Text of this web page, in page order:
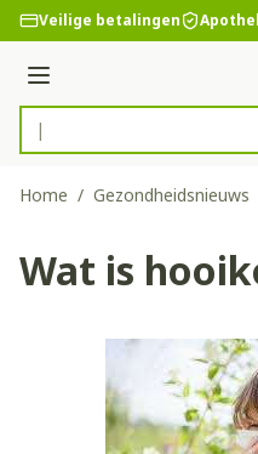
Ga naar de inhoud
Veilige betalingen
Menu
Product, merk,
Home / Gezondheidsnieuws
Wat is